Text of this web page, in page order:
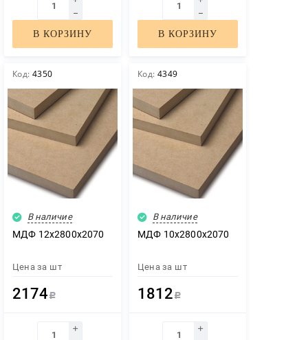
В КОРЗИНУ В КОРЗИНУ
Код: 4350
В наличие
МДФ 12х2800х2070
Цена за шт
2174 Р
Код: 4349
В наличие
МДФ 10х2800х2070
Цена за шт
1812 Р